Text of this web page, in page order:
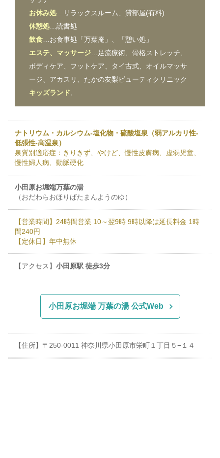
お休み処 …リラックスルーム、貸部屋(有料)
休憩処 …読書処
飲食 …お食事処「万葉庵」、「憩い処」
エステ、マッサージ …足流療術、骨格ストレッチ、
ボディケア、フットケア、タイ古式、オイルマッサ
ージ、アカスリ、たかの友梨ビューティクリニック
キッズランド
ナトリウム・カルシウム-塩化物・硫酸塩泉（弱アルカリ性-
低張性-高温泉）
泉質別適応症：きりきず、やけど、慢性皮膚病、虚弱児童、
慢性婦人病、動脈硬化
小田原お堀端万葉の湯
（おだわらおほりばたまんようのゆ）
【営業時間】24時間営業 10～翌9時 9時以降は延長料金 1時
間240円
【定休日】年中無休
【アクセス】小田原駅 徒歩3分
小田原お堀端 万葉の湯 公式Web
【住所】〒250-0011 神奈川県小田原市栄町１丁目５−１４